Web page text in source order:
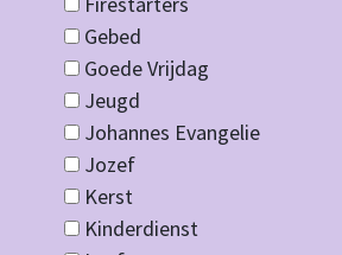
Gebed
Goede Vrijdag
Jeugd
Johannes Evangelie
Jozef
Kerst
Kinderdienst